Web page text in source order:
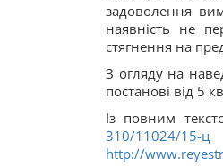
задоволення
наявність не
стягнення на
З огляду на
постанові від 5
Із повним
310/11024/15-ц
http://